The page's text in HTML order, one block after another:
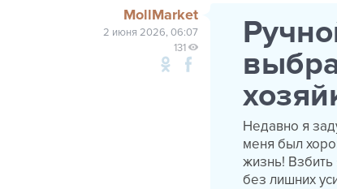
MollMarket
2 июня 2026, 06:07
131
Недавно я
меня был
жизнь! Взбить
без лишних